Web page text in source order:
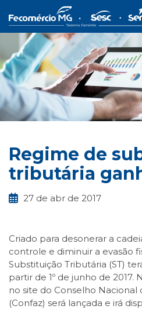
Regime de
tributária
27 de abr de 2017
Criado para desonerar a
controle e diminuir a evasão
Substituição Tributária (ST)
partir de 1º de junho de 2017.
no site do Conselho Nacional
(Confaz) será lançada e irá